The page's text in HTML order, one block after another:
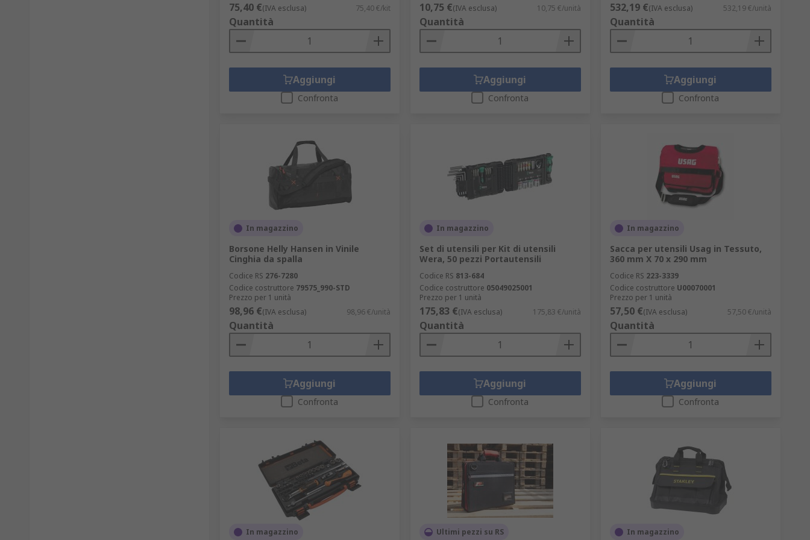
75,40 €(IVA esclusa) 75,40 €/kit
Quantità
Aggiungi
Confronta
10,75 €(IVA esclusa) 10,75 €/unità
Quantità
Aggiungi
Confronta
532,19 €(IVA esclusa) 532,19 €/unità
Quantità
Aggiungi
Confronta
In magazzino
Borsone Helly Hansen in Vinile
Cinghia da spalla
Codice RS 276-7280
Codice costruttore 79575_990-STD
Prezzo per 1 unità
98,96 €(IVA esclusa) 98,96 €/unità
Quantità
Aggiungi
Confronta
In magazzino
Set di utensili per Kit di utensili
Wera, 50 pezzi Portautensili
Codice RS 813-684
Codice costruttore 05049025001
Prezzo per 1 unità
175,83 €(IVA esclusa) 175,83 €/unità
Quantità
Aggiungi
Confronta
In magazzino
Sacca per utensili Usag in Tessuto,
360 mm X 70 x 290 mm
Codice RS 223-3339
Codice costruttore U00070001
Prezzo per 1 unità
57,50 €(IVA esclusa) 57,50 €/unità
Quantità
Aggiungi
Confronta
In magazzino Ultimi pezzi su RS In magazzino